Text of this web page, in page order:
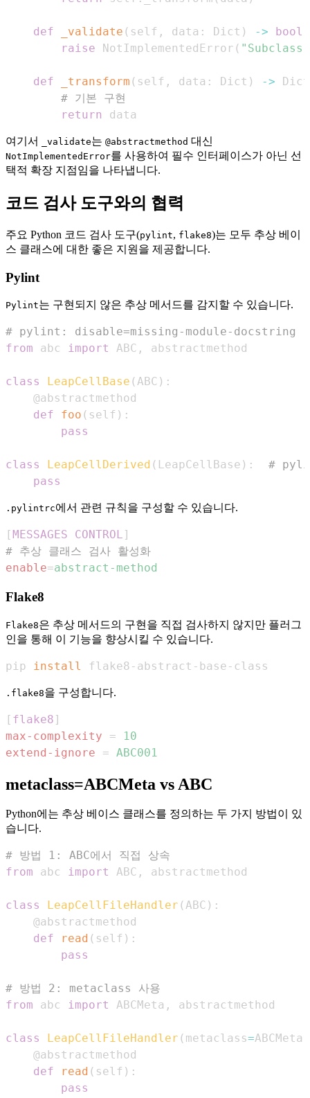
def _validate ( self , data : Dict ) -> bool
raise NotImplementedError (
def _transform ( self , data : Dict ) -> Dict
# 기본 구현
return
data
여기서 _validate는 @abstractmethod 대신
NotImplementedError를 사용하여 필수 인터페이스가 아닌 선
택적 확장 지점임을 나타냅니다.
코드 검사 도구와의 협력
주요 Python 코드 검사 도구(pylint, flake8)는 모두 추상 베이
스 클래스에 대한 좋은 지원을 제공합니다.
Pylint
Pylint는 구현되지 않은 추상 메서드를 감지할 수 있습니다.
# pylint: disable=missing-module-docstring
from abc import ABC ,
class LeapCellBase (ABC ) :
@abstractmethod
def
foo ( self ) :
pass
class LeapCellDerived ( LeapCellBase ) :
#
pass
.pylintrc에서 관련 규칙을 구성할 수 있습니다.
[ MESSAGES CONTROL ]
# 추상 클래스 검사 활성화
enable=abstract-method
Flake8
Flake8은 추상 메서드의 구현을 직접 검사하지 않지만 플러그
인을 통해 이 기능을 향상시킬 수 있습니다.
pip install flake8-abstract-base-class
.flake8을 구성합니다.
[ flake8 ]
max-complexity
=
10
extend-ignore
= ABC001
metaclass=ABCMeta vs ABC
Python에는 추상 베이스 클래스를 정의하는 두 가지 방법이 있
습니다.
# 방법 1: ABC에서 직접 상속
from abc import ABC ,
class LeapCellFileHandler (ABC ) :
@abstractmethod
def
read ( self ) :
pass
# 방법 2: metaclass 사용
from abc import ABCMeta ,
class LeapCellFileHandler ( metaclass=ABCMeta
@abstractmethod
def
read ( self ) :
pass